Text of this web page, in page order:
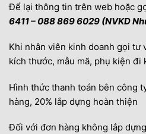
Để lại thông tin trên web hoặc
6411 – 088 869 6029 (NVKD
Khi nhân viên kinh doanh gọi tư
kích thước, mẫu mã, phụ kiện đi
Hình thức thanh toán bên công
hàng, 20% lắp dựng hoàn thiện
Đối với đơn hàng không lắp